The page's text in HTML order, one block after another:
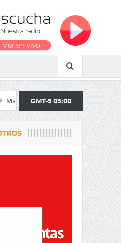
atendió a más de 38.000 jóvenes y
GMT-5 03:00